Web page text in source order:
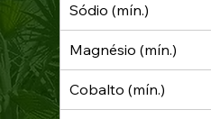
Sódio (mín.)
Magnésio (mín.)
Cobalto (mín.)